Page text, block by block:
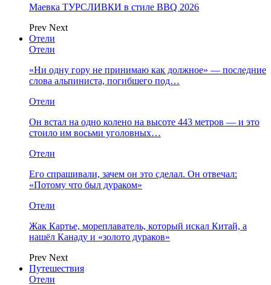
Маевка ТУРСЛИВКИ в стиле BBQ 2026
Prev Next
Отели
Отели
«Ни одну гору не принимаю как должное» — последние
слова альпиниста, погибшего под…
Отели
Он встал на одно колено на высоте 443 метров — и это
стоило им восьми уголовных…
Отели
Его спрашивали, зачем он это сделал. Он отвечал:
«Потому что был дураком»
Отели
Жак Картье, мореплаватель, который искал Китай, а
нашёл Канаду и «золото дураков»
Prev Next
Путешествия
Отели